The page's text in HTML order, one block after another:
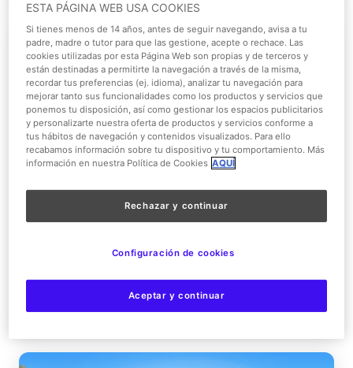
Bono Parques
¿Quieres disfrutar de tus Parques preferidos
durante todo el año? ¡Date prisa y hazte con tu
Saber más
ESTA PÁGINA WEB USA COOKIES
Si tienes menos de 14 años, antes de seguir navegando, avisa a tu
padre, madre o tutor para que las gestione, acepte o rechace. Las
cookies utilizadas por esta Página Web son propias y de terceros y
están destinadas a permitirte la navegación a través de la misma,
recordar tus preferencias (ej. idioma), analizar tu navegación para
mejorar tanto sus funcionalidades como los productos y servicios que
ponemos tu disposición, así como gestionar los espacios publicitarios
y personalizarte nuestra oferta de productos y servicios conforme a
tus hábitos de navegación y contenidos visualizados. Para ello
recabamos información sobre tu dispositivo y tu comportamiento. Más
información en nuestra Política de Cookies AQUÍ
Rechazar y continuar
Aceptar y continuar
Configuración de cookies